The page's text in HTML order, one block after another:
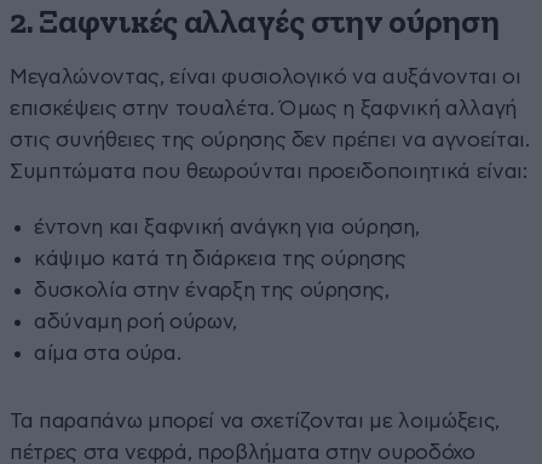
2. Ξαφνικές αλλαγές στην ούρηση
Μεγαλώνοντας, είναι φυσιολογικό να αυξάνονται οι
επισκέψεις στην τουαλέτα. Όμως η ξαφνική αλλαγή
στις συνήθειες της ούρησης δεν πρέπει να αγνοείται.
Συμπτώματα που θεωρούνται προειδοποιητικά είναι:
έντονη και ξαφνική ανάγκη για ούρηση,
κάψιμο κατά τη διάρκεια της ούρησης
δυσκολία στην έναρξη της ούρησης,
αδύναμη ροή ούρων,
αίμα στα ούρα.
Τα παραπάνω μπορεί να σχετίζονται με λοιμώξεις,
πέτρες στα νεφρά, προβλήματα στην ουροδόχο